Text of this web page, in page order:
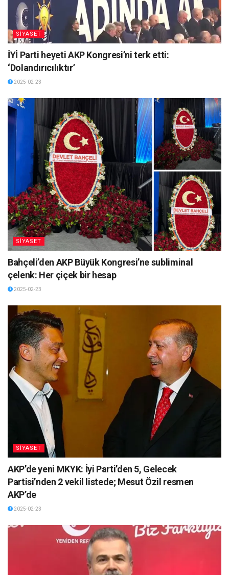
SİYASET
İYİ Parti heyeti AKP Kongresi’ni terk etti:
‘Dolandırıcılıktır’
2025-02-23
SİYASET
Bahçeli’den AKP Büyük Kongresi’ne subliminal
çelenk: Her çiçek bir hesap
2025-02-23
SİYASET
AKP’de yeni MKYK: İyi Parti’den 5, Gelecek
Partisi’nden 2 vekil listede; Mesut Özil resmen
AKP’de
2025-02-23